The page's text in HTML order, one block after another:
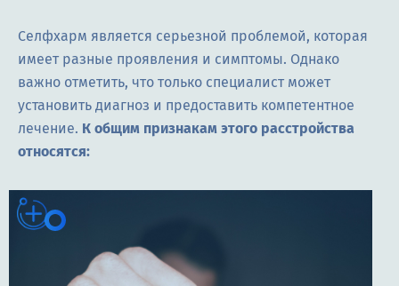
Селфхарм является серьезной проблемой, которая
имеет разные проявления и симптомы. Однако
важно отметить, что только специалист может
установить диагноз и предоставить компетентное
лечение. К общим признакам этого расстройства
относятся: